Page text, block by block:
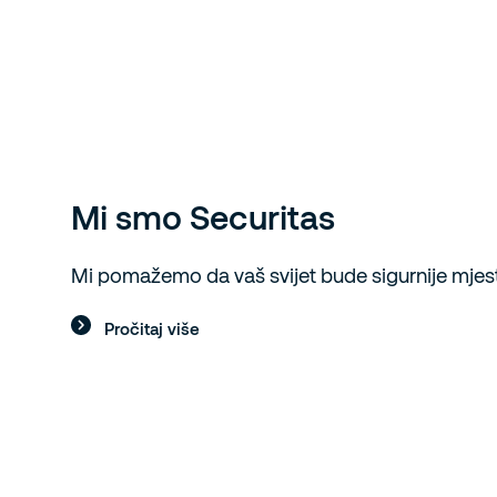
Mi smo Securitas
Mi pomažemo da vaš svijet bude sigurnije
Pročitaj više